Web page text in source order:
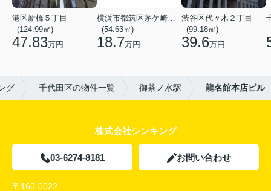
港区新橋５丁目
- (124.99㎡)
47.83万円
横浜市都筑区茅ケ崎中央
- (54.63㎡)
18.7万円
渋谷区代々木２丁目
- (99.18㎡)
39.6万円
-
グ 千代田区の物件一覧 御茶ノ水駅 龍名館本店ビル
株式会社シンキング
03-6274-8181 お問い合わせ
〒160-0022